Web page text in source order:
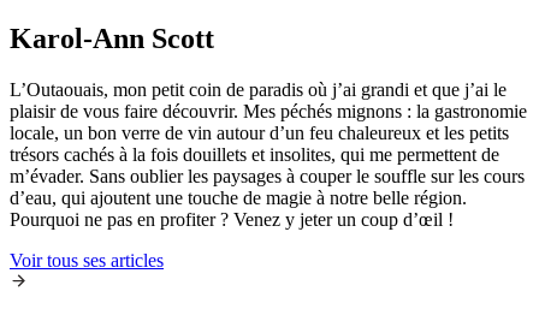
Karol-Ann Scott
L’Outaouais, mon petit coin de paradis où j’ai grandi et que j’ai le
plaisir de vous faire découvrir. Mes péchés mignons : la gastronomie
locale, un bon verre de vin autour d’un feu chaleureux et les petits
trésors cachés à la fois douillets et insolites, qui me permettent de
m’évader. Sans oublier les paysages à couper le souffle sur les cours
d’eau, qui ajoutent une touche de magie à notre belle région.
Pourquoi ne pas en profiter ? Venez y jeter un coup d’œil !
Voir tous ses articles